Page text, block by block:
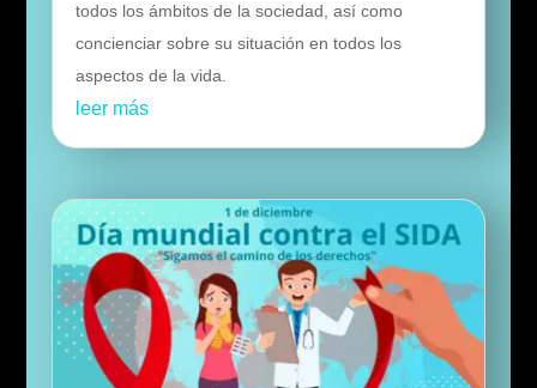
todos los ámbitos de la sociedad, así como
concienciar sobre su situación en todos los
aspectos de la vida.
leer más